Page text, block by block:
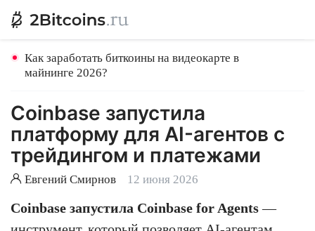
Как заработать биткоины на видеокарте в
майнинге 2026?
Coinbase запустила
платформу для AI-агентов с
трейдингом и платежами
Евгений Смирнов 12 июня 2026
Coinbase запустила Coinbase for Agents—